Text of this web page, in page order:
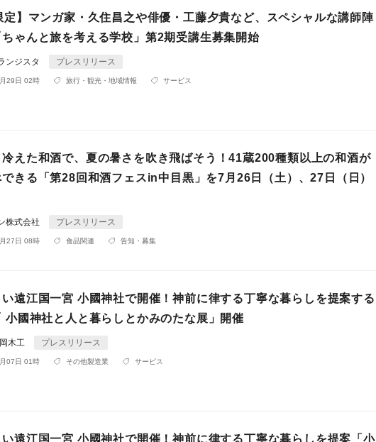
定】マンガ家・久住昌之や俳優・工藤夕貴など、スペシャルな講師陣
ゃんと旅を考える学校」第2期受講生募集開始
ンジスタ プレスリリース
29日 02時 旅行・観光・地域情報 サービス
冷えた和酒で、夏の暑さを吹き飛ばそう！41蔵200種類以上の和酒が
きる「第28回和酒フェスin中目黒」を7月26日（土）、27日（日）
株式会社 プレスリリース
27日 08時 食品関連 告知・募集
遠江国一宮 小國神社で開催！神前に律する丁寧な暮らしを提案する
小國神社と人と暮らしとかみのたな展」開催
木工 プレスリリース
07日 01時 その他製造業 サービス
遠江国一宮 小國神社で開催！神前に律する丁寧な暮らしを提案「小